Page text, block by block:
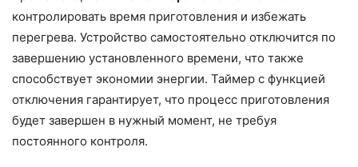
контролировать время приготовления и избежать
перегрева. Устройство самостоятельно отключится по
завершению установленного времени, что также
способствует экономии энергии. Таймер с функцией
отключения гарантирует, что процесс приготовления
будет завершен в нужный момент, не требуя
постоянного контроля.